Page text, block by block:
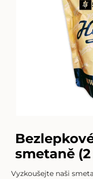
smetaně
Vyzkoušejte naši